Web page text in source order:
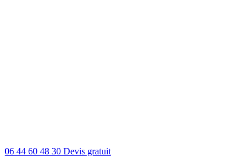
06 44 60 48 30 Devis gratuit